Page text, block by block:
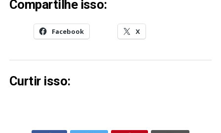
Compartilhe isso:
Facebook X
Curtir isso: